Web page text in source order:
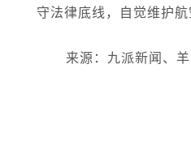
守法律底线，自觉维护航
来源：九派新闻、